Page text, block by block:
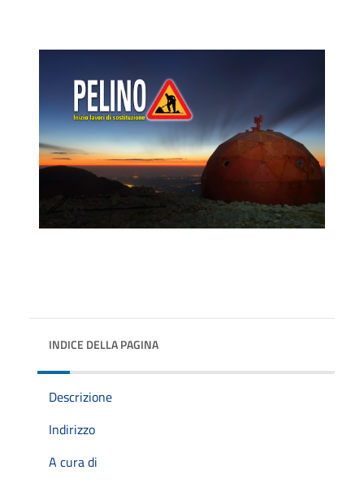
INDICE DELLA PAGINA
Descrizione
Indirizzo
A cura di